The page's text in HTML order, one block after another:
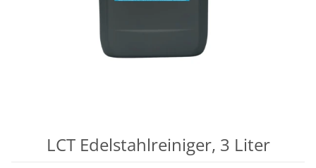
LCT Edelstahlreiniger, 3 Liter